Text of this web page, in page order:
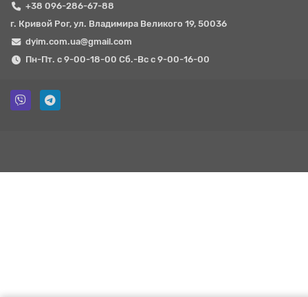
+38 096-286-67-88
г. Кривой Рог, ул. Владимира Великого 19, 50036
dyim.com.ua@gmail.com
Пн-Пт. с 9-00-18-00 Сб.-Вс с 9-00-16-00